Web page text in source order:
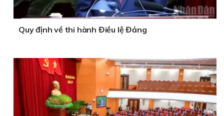
Quy định về thi hành Điều lệ Đảng